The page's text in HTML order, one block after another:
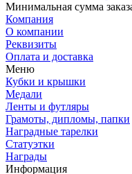
Минимальная сумма
Компания
О компании
Реквизиты
Оплата и доставка
Меню
Кубки и крышки
Медали
Ленты и футляры
Грамоты, дипломы, папки
Наградные тарелки
Статуэтки
Награды
Информация